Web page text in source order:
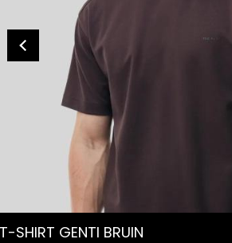
T-SHIRT GENTI BRUIN